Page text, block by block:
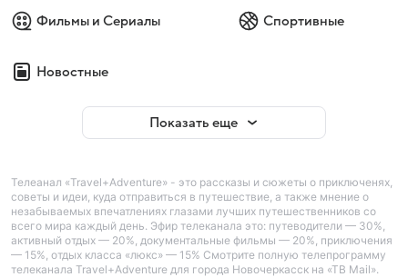
Фильмы и Сериалы Спортивные
Новостные
Показать еще
Телеанал «Travel+Adventure» - это рассказы и сюжеты о приключенях,
советы и идеи, куда отправиться в путешествие, а также мнение о
незабываемых впечатлениях глазами лучших путешественников со
всего мира каждый день. Эфир телеканала это: путеводители — 30%,
активный отдых — 20%, документальные фильмы — 20%, приключения
— 15%, отдых класса «люкс» — 15% Смотрите полную телепрограмму
телеканала Travel+Adventure для города Новочеркасск на «ТВ Mail».